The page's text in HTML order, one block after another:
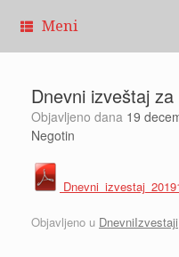
Meni
Dnevni izveštaj
Objavljeno dana 19
Negotin
Objavljeno u DnevniIzvestaji